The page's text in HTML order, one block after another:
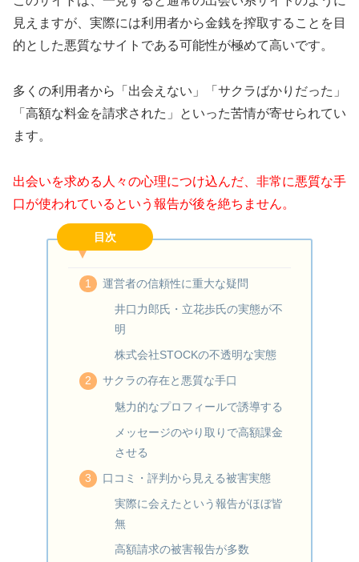
見えますが、実際には利用者から金銭を搾取することを目
的とした悪質なサイトである可能性が極めて高いです。
多くの利用者から「出会えない」「サクラばかりだった」
「高額な料金を請求された」といった苦情が寄せられてい
ます。
出会いを求める人々の心理につけ込んだ、非常に悪質な手
口が使われているという報告が後を絶ちません。
目次
運営者の信頼性に重大な疑問
井口力郎氏・立花歩氏の実態が不
明
株式会社STOCKの不透明な実態
サクラの存在と悪質な手口
魅力的なプロフィールで誘導する
メッセージのやり取りで高額課金
させる
口コミ・評判から見える被害実態
実際に会えたという報告がほぼ皆
無
高額請求の被害報告が多数